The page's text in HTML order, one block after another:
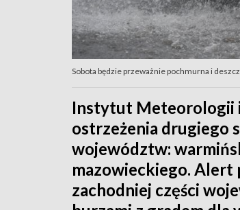
Sobota będzie przeważnie pochmurna i
Instytut Meteorologii
ostrzeżenia drugiego
województw:
mazowieckiego. Alert
zachodniej części